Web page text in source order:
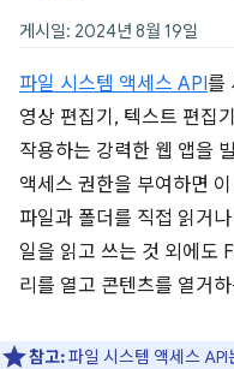
게시일: 2024년 8월 19일
파일 시스템 액세스 API를
영상 편집기, 텍스트 편집
작용하는 강력한 웹 앱을
액세스 권한을 부여하면
파일과 폴더를 직접 읽거
일을 읽고 쓰는 것 외에도
리를 열고 콘텐츠를 열거
참고:파일 시스템 액세스